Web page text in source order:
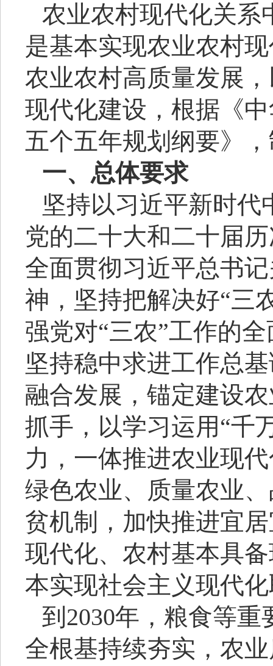
农业农村现代化关系
是基本实现农业农村
农业农村高质量发展
现代化建设，根据《
五个五年规划纲要》
一、总体要求
坚持以习近平新时
党的二十大和二十届
全面贯彻习近平总书
神，坚持把解决好“三
强党对“三农”工作的
坚持稳中求进工作总
融合发展，锚定建设
抓手，以学习运用“千
力，一体推进农业现
绿色农业、质量农业
贫机制，加快推进宜
现代化、农村基本具
本实现社会主义现代
到 2030年，粮食等
全根基持续夯实，农